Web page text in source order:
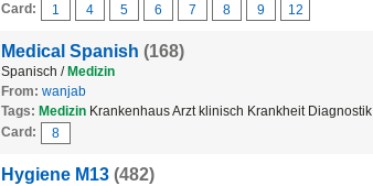
Card:
1 4 5 6 7 8 9 12
Medical Spanish (168)
Spanisch / Medizin
From: wanjab
Tags: Medizin Krankenhaus Arzt klinisch Krankheit Diagnostik
Card:
8
Hygiene M13 (482)